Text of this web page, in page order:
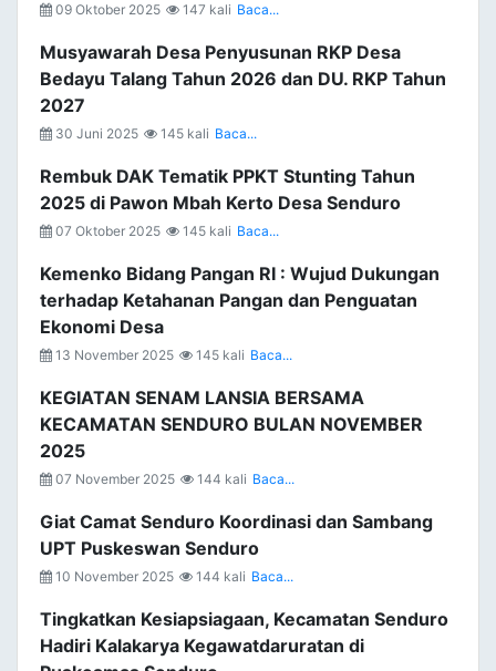
09 Oktober 2025 147 kali Baca...
Musyawarah Desa Penyusunan RKP Desa
Bedayu Talang Tahun 2026 dan DU. RKP Tahun
2027
30 Juni 2025 145 kali Baca...
Rembuk DAK Tematik PPKT Stunting Tahun
2025 di Pawon Mbah Kerto Desa Senduro
07 Oktober 2025 145 kali Baca...
Kemenko Bidang Pangan RI : Wujud Dukungan
terhadap Ketahanan Pangan dan Penguatan
Ekonomi Desa
13 November 2025 145 kali Baca...
KEGIATAN SENAM LANSIA BERSAMA
KECAMATAN SENDURO BULAN NOVEMBER
2025
07 November 2025 144 kali Baca...
Giat Camat Senduro Koordinasi dan Sambang
UPT Puskeswan Senduro
10 November 2025 144 kali Baca...
Tingkatkan Kesiapsiagaan, Kecamatan Senduro
Hadiri Kalakarya Kegawatdaruratan di